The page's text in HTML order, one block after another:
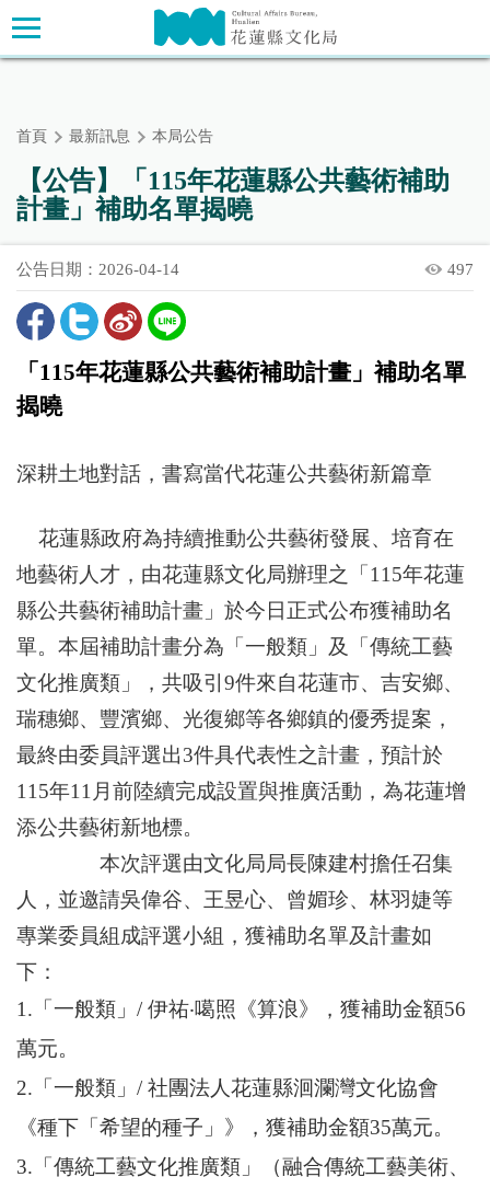
跳
到
主
主要內容區塊
首頁 最新訊息 本局公告
【公告】「115年花蓮縣公共藝術補助
計畫」補助名單揭曉
公告日期：2026-04-14 497
「115年花蓮縣公共藝術補助計畫」補助名單
揭曉
深耕土地對話，書寫當代花蓮公共藝術新篇章
花蓮縣政府為持續推動公共藝術發展、培育在
地藝術人才，由花蓮縣文化局辦理之「115年花蓮
縣公共藝術補助計畫」於今日正式公布獲補助名
單。本屆補助計畫分為「一般類」及「傳統工藝
文化推廣類」，共吸引9件來自花蓮市、吉安鄉、
瑞穗鄉、豐濱鄉、光復鄉等各鄉鎮的優秀提案，
最終由委員評選出3件具代表性之計畫，預計於
115年11月前陸續完成設置與推廣活動，為花蓮增
添公共藝術新地標。
本次評選由文化局局長陳建村擔任召集
人，並邀請吳偉谷、王昱心、曾媚珍、林羽婕等
專業委員組成評選小組，獲補助名單及計畫如
下：
1. 「一般類」/伊祐‧噶照《算浪》，獲補助金額56
萬元。
2. 「一般類」/社團法人花蓮縣洄瀾灣文化協會
《種下 「希望的種子 」》
，獲補助金額35萬元。
3. 「傳統工藝文化推廣類」（融合傳統工藝美術、